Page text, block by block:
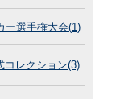
ー選手権大会(1)
コレクション(3)